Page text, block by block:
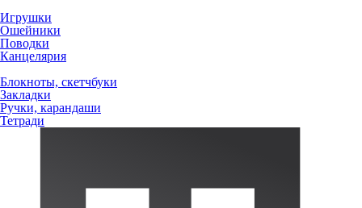
Игрушки
Ошейники
Поводки
Канцелярия
Блокноты, скетчбуки
Закладки
Ручки, карандаши
Тетради